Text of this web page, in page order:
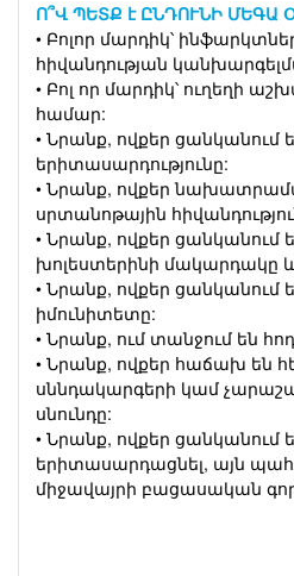
Ո՞Վ ՊԵՏՔ է ԸՆԴՈՒՆԻ ՄԵԳԱ
• Բոլոր մարդիկ՝
հիվանդության
• Բոլ որ մարդիկ՝ ուղեղի
համար:
• Նրանք, ովքեր ցանկանում
երիտասարդությունը:
• Նրանք, ովքեր
սրտանոթային
• Նրանք, ովքեր ցանկանում
խոլեստերինի մակարդակը և
• Նրանք, ովքեր ցանկանում
իմունիտետը:
• Նրանք, ում տանջում են
• Նրանք, ովքեր հաճախ են
սննդակարգերի կամ
սնունդը:
• Նրանք, ովքեր ցանկանում
երիտասարդացնել, այն
միջավայրի բացասական